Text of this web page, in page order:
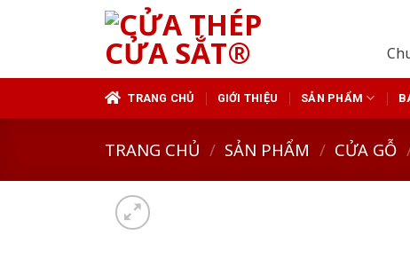
TRANG CHỦ GIỚI THIỆU SẢN PHẨM
TRANG CHỦ / SẢN PHẨM / CỬA GỖ